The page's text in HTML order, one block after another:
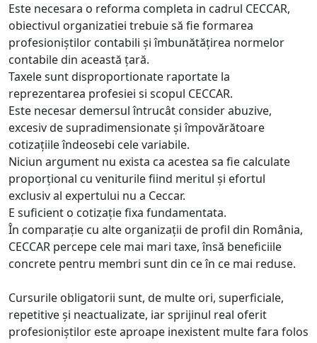
Este necesara o reforma completa in cadrul CECCAR,
obiectivul organizatiei trebuie să fie formarea
profesioniștilor contabili și îmbunătățirea normelor
contabile din această țară.
Taxele sunt disproportionate raportate la
reprezentarea profesiei si scopul CECCAR.
Este necesar demersul întrucât consider abuzive,
excesiv de supradimensionate și împovărătoare
cotizațiile îndeosebi cele variabile.
Niciun argument nu exista ca acestea sa fie calculate
proporțional cu veniturile fiind meritul și efortul
exclusiv al expertului nu a Ceccar.
E suficient o cotizație fixa fundamentata.
În comparație cu alte organizații de profil din România,
CECCAR percepe cele mai mari taxe, însă beneficiile
concrete pentru membri sunt din ce în ce mai reduse.
Cursurile obligatorii sunt, de multe ori, superficiale,
repetitive și neactualizate, iar sprijinul real oferit
profesioniștilor este aproape inexistent multe fara folos